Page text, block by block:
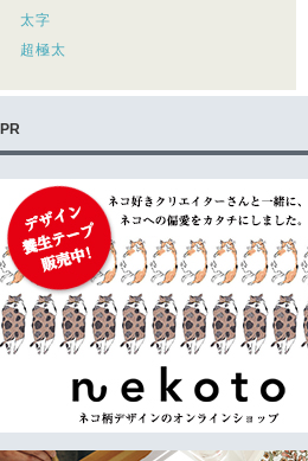
太字
超極太
PR